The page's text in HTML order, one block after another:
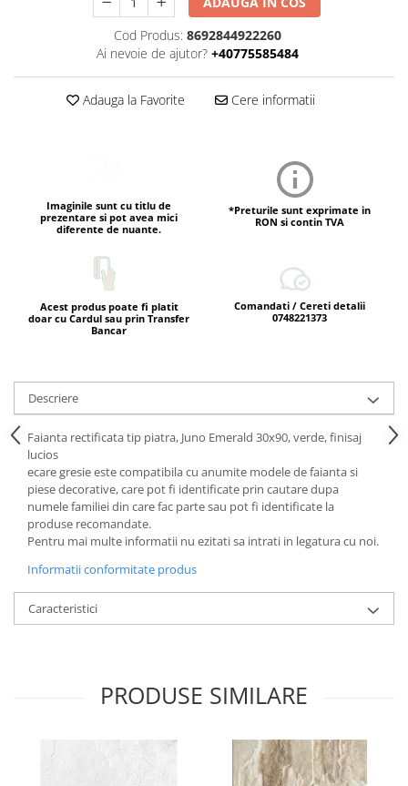
Cod Produs: 8692844922260
Ai nevoie de ajutor? +40775585484
Adauga la Favorite Cere informatii
Imaginile sunt cu titlu de
prezentare si pot avea mici
diferente de nuante.
*Preturile sunt exprimate in
RON si contin TVA
Acest produs poate fi platit
doar cu Cardul sau prin Transfer
Bancar
Comandati / Cereti detalii
0748221373
Descriere
Faianta rectificata tip piatra, Juno Emerald 30x90, verde, finisaj
lucios
ecare gresie este compatibila cu anumite modele de faianta si
piese decorative, care pot fi identificate prin cautare dupa
numele familiei din care fac parte sau pot fi identificate la
produse recomandate.
Pentru mai multe informatii nu ezitati sa intrati in legatura cu noi.
Informatii conformitate produs
Caracteristici
PRODUSE SIMILARE